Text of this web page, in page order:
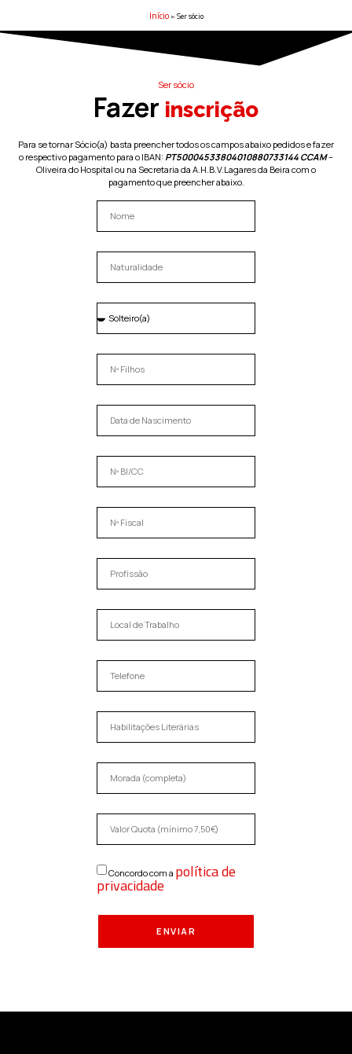
Início» Ser sócio
Ser sócio
Fazer inscrição
Para se tornar Sócio(a) basta preencher todos os campos abaixo pedidos e fazer
o respectivo pagamento para o IBAN:PT50004533804010880733144 CCAM–
Oliveira do Hospital ou na Secretaria da A.H.B.V.Lagares da Beira com o
pagamento que preencher abaixo.
Concordo com a política de
privacidade
ENVIAR